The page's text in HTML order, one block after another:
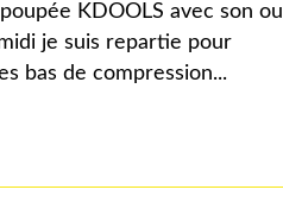
KDOOLS avec son ou
je suis repartie pour
bas de compression...